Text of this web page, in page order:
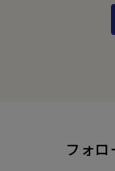
フォロ